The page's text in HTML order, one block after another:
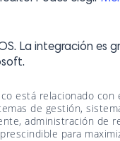
La integración es
está relacionado con
de gestión,
administración de
para